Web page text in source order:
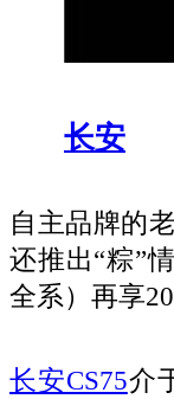
长安
自主品牌的
还推出“粽”
全系）再享
长安CS75介